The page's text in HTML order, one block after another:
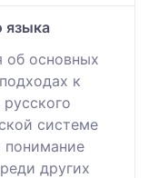
языка
об основных
к
системе
понимание
других